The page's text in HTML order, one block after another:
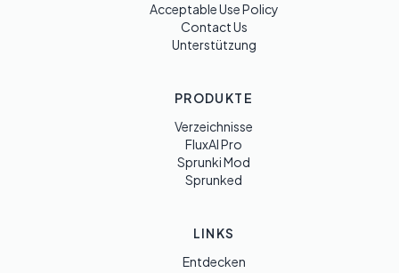
Acceptable Use Policy
Contact Us
Unterstützung
PRODUKTE
Verzeichnisse
FluxAI Pro
Sprunki Mod
Sprunked
LINKS
Entdecken